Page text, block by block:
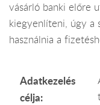
vásárló banki előre
kiegyenlíteni, úgy a
használnia a
Adatkezelés
célja: